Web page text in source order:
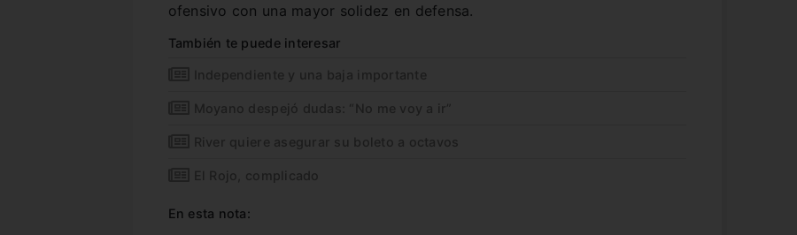
ofensivo con una mayor solidez en defensa.
También te puede interesar
Independiente y una baja importante
Moyano despejó dudas: “No me voy a ir”
River quiere asegurar su boleto a octavos
El Rojo, complicado
En esta nota: